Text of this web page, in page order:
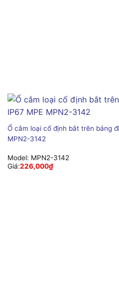
Ổ cắm loại cố định bắt trên bảng
MPN2-3142
Model: MPN2-3142
Giá:226,000₫